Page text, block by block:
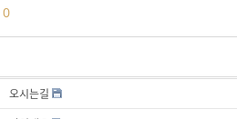
0
오시는길